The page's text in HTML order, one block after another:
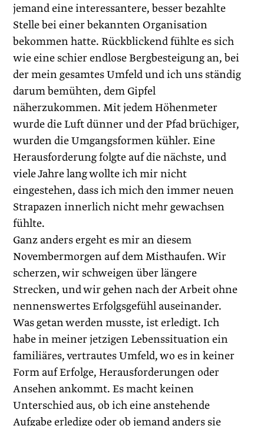
jemand eine interessantere, besser bezahlte
Stelle bei einer bekannten Organisation
bekommen hatte. Rückblickend fühlte es sich
wie eine schier endlose Bergbesteigung an, bei
der mein gesamtes Umfeld und ich uns ständig
darum bemühten, dem Gipfel
näherzukommen. Mit ­jedem Höhenmeter
wurde die Luft dünner und der Pfad brüchiger,
wurden die Umgangsformen kühler. Eine
Herausforderung folgte auf die nächste, und
viele Jahre lang wollte ich mir nicht
eingestehen, dass ich mich den immer neuen
Strapazen innerlich nicht mehr gewachsen
fühlte.
Ganz anders ergeht es mir an diesem
Novembermorgen auf dem Misthaufen. Wir
scherzen, wir schweigen über längere
Strecken, und wir gehen nach der Arbeit ohne
nennenswertes Erfolgsgefühl auseinander.
Was getan werden musste, ist erledigt. Ich
habe in meiner jetzigen Lebenssituation ein
familiäres, vertrautes Umfeld, wo es in keiner
Form auf Erfolge, Herausforderungen oder
Ansehen ankommt. Es macht keinen
Unterschied aus, ob ich eine anstehende
Aufgabe erledige oder ob jemand anders sie